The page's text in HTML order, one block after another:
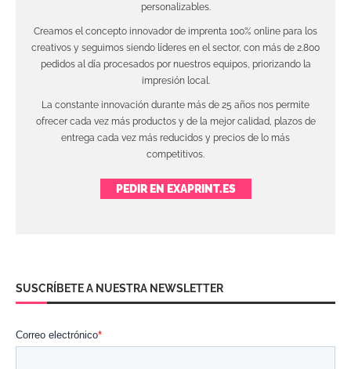
personalizables.
Creamos el concepto innovador de imprenta 100% online para los
creativos y seguimos siendo líderes en el sector, con más de 2.800
pedidos al día procesados por nuestros equipos, priorizando la
impresión local.
La constante innovación durante más de 25 años nos permite
ofrecer cada vez más productos y de la mejor calidad, plazos de
entrega cada vez más reducidos y precios de lo más
competitivos.
PEDIR EN EXAPRINT.ES
SUSCRÍBETE A NUESTRA NEWSLETTER